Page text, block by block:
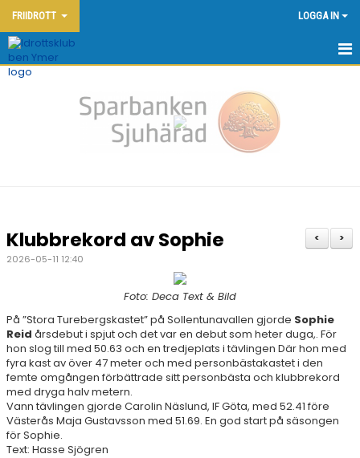
FRIIDROTT LOGGA IN
HEM - FRIIDROTT
DOKUMENT
YMERSPELEN DEN 7:E JUNI 2026
TÄVLINGAR
RESULTAT & STATISTIK
NIU BORÅS
>
<
Klubbrekord av Sophie
2026-05-11 12:40
Foto: Deca Text & Bild
På ”Stora Turebergskastet” på Sollentunavallen gjorde Sophie
Reid årsdebut i spjut och det var en debut som heter duga,. För
hon slog till med 50.63 och en tredjeplats i tävlingen Där hon med
fyra kast av över 47 meter och med personbästakastet i den
femte omgången förbättrade sitt personbästa och klubbrekord
med dryga halv metern.
Vann tävlingen gjorde Carolin Näslund, IF Göta, med 52.41 före
Västerås Maja Gustavsson med 51.69. En god start på säsongen
för Sophie.
Text: Hasse Sjögren